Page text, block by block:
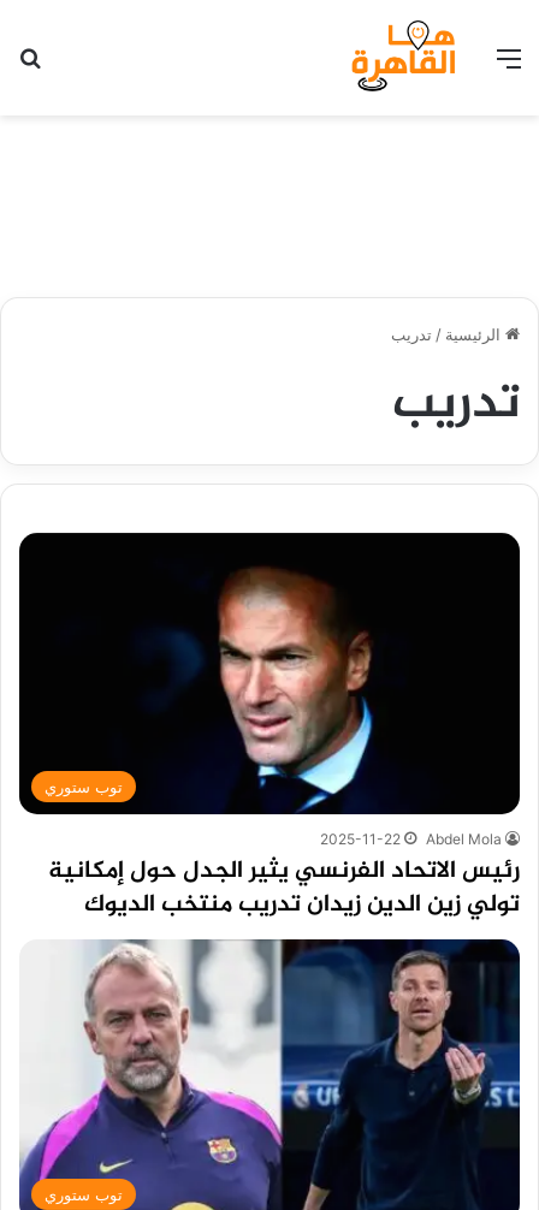
القائمة
الرئيسية / تدريب
تدريب
توب ستوري
Abdel Mola
2025-11-22
رئيس الاتحاد الفرنسي يثير الجدل حول إمكانية
تولي زين الدين زيدان تدريب منتخب الديوك
توب ستوري